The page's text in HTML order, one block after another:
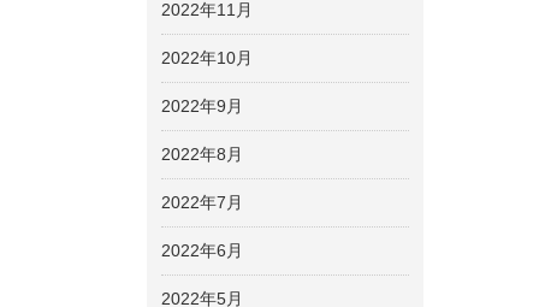
2022年11月
2022年10月
2022年9月
2022年8月
2022年7月
2022年6月
2022年5月